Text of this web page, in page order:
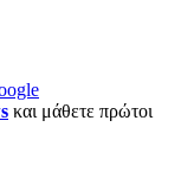
και μάθετε πρώτοι